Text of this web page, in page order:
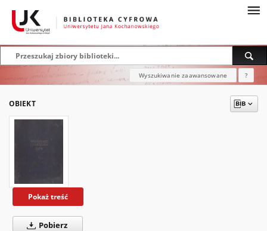
Wyszukiwanie zaawansowane ?
OBIEKT
Pokaż treść
Pobierz